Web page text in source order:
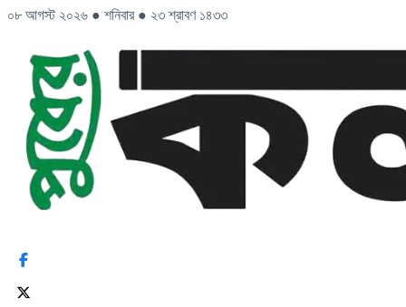
০৮ আগস্ট ২০২৬ ● শনিবার ● ২৩ শ্রাবণ ১৪৩৩